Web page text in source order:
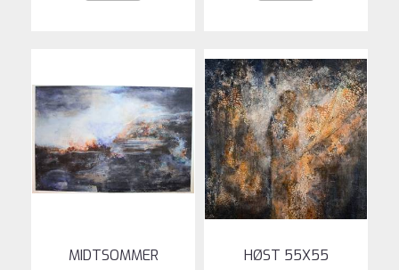
MIDTSOMMER HØST 55X55